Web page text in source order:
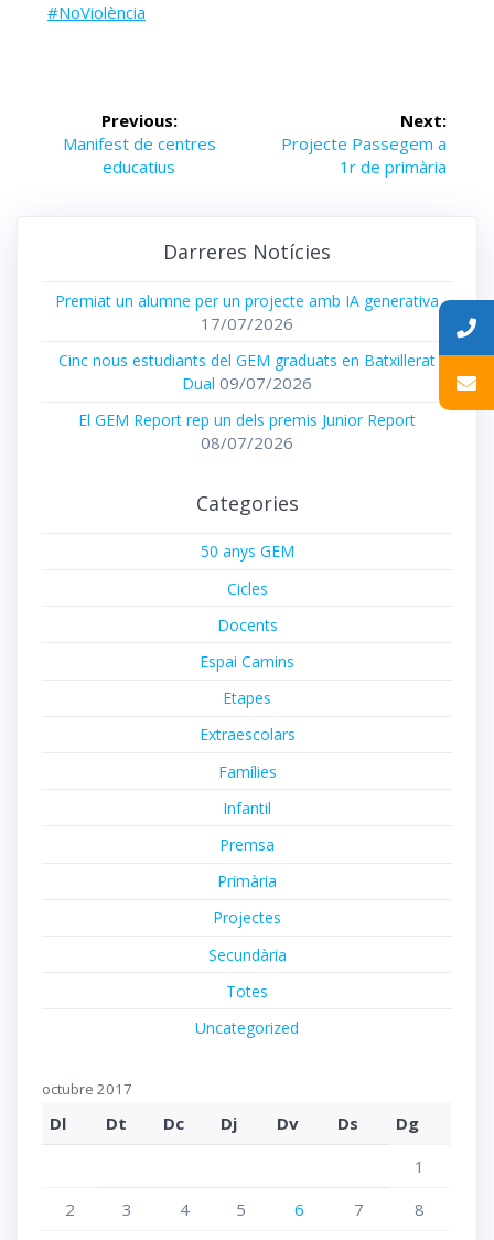
#NoViolència
Navegació
d'entrades
Previous:
Previous
Manifest de centres
educatius
Next:
Next
Projecte Passegem a
1r de primària
Darreres Notícies
Premiat un alumne per un projecte amb IA generativa
17/07/2026
Cinc nous estudiants del GEM graduats en Batxillerat
Dual 09/07/2026
El GEM Report rep un dels premis Junior Report
08/07/2026
Categories
50 anys GEM
Cicles
Docents
Espai Camins
Etapes
Extraescolars
Famílies
Infantil
Premsa
Primària
Projectes
Secundària
Totes
Uncategorized
octubre 2017
Dl Dt Dc Dj Dv Ds
Dg
1
2
3 4 5 6 7
8